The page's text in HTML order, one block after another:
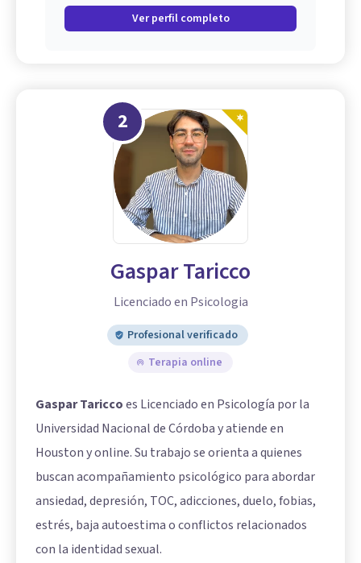
Ver perfil completo
2
Gaspar Taricco
Licenciado en Psicologia
Profesional verificado
Terapia online
Gaspar Tariccoes Licenciado en Psicología por la
Universidad Nacional de Córdoba y atiende en
Houston y online. Su trabajo se orienta a quienes
buscan acompañamiento psicológico para abordar
ansiedad, depresión, TOC, adicciones, duelo, fobias,
estrés, baja autoestima o conflictos relacionados
con la identidad sexual.